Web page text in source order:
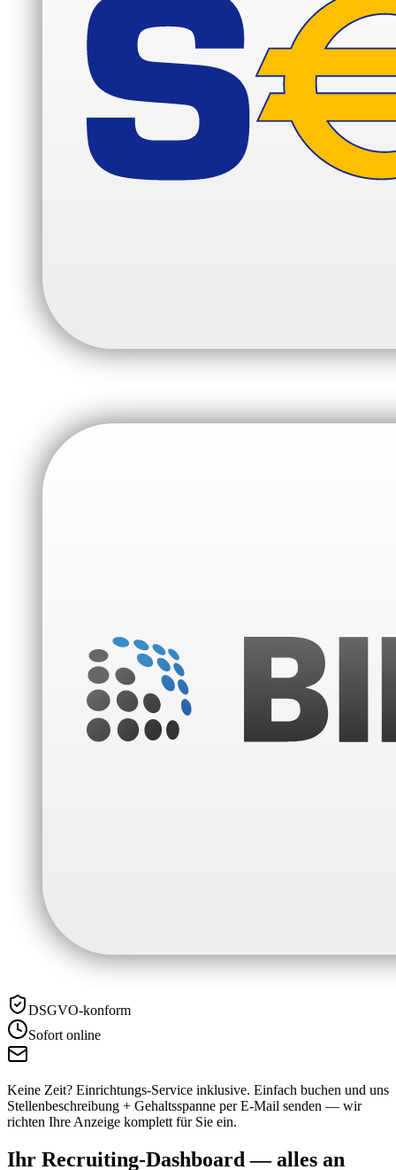
DSGVO-konform
Sofort online
Keine Zeit? Einrichtungs-Service inklusive. Einfach buchen und uns
Stellenbeschreibung + Gehaltsspanne per E-Mail senden — wir
richten Ihre Anzeige komplett für Sie ein.
Ihr Recruiting-Dashboard — alles an